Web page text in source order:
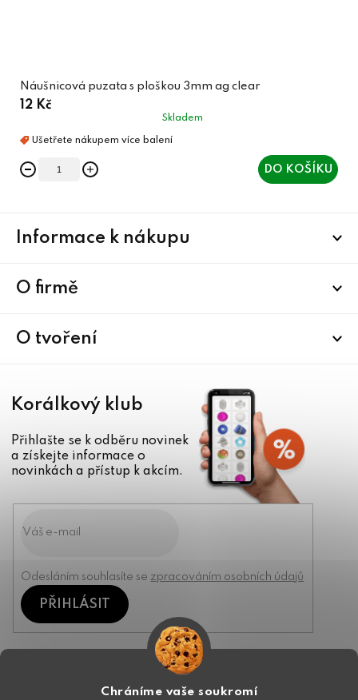
Chráníme vaše soukromí
Náušnicová puzata s ploškou 3mm ag clear
12 Kč
Skladem
DO KOŠÍKU
Informace k nákupu
O firmě
O tvoření
Korálkový klub
Přihlašte se k odběru novinek
a získejte informace o
novinkách a přístup k akcím.
Odesláním souhlasíte se zpracováním osobních údajů
PŘIHLÁSIT